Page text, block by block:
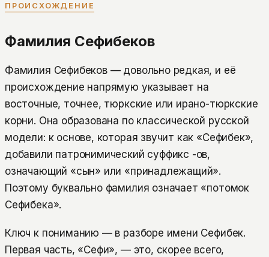
ПРОИСХОЖДЕНИЕ
Фамилия Сефибеков
Фамилия Сефибеков — довольно редкая, и её
происхождение напрямую указывает на
восточные, точнее, тюркские или ирано-тюркские
корни. Она образована по классической русской
модели: к основе, которая звучит как «Сефибек»,
добавили патронимический суффикс -ов,
означающий «сын» или «принадлежащий».
Поэтому буквально фамилия означает «потомок
Сефибека».
Ключ к пониманию — в разборе имени Сефибек.
Первая часть, «Сефи», — это, скорее всего,